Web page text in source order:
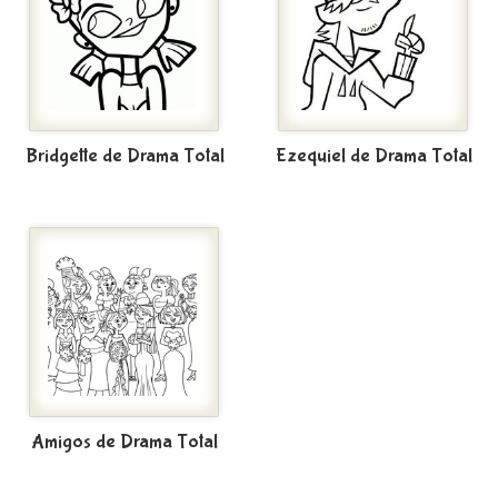
Bridgette de Drama Total Ezequiel de Drama Total
Amigos de Drama Total